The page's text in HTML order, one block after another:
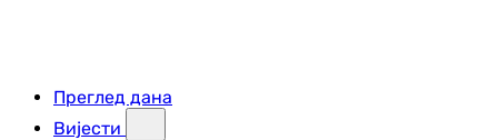
Преглед дана
Вијести